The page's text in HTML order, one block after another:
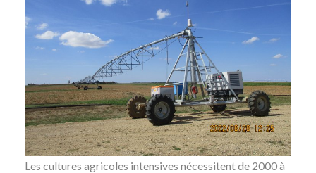
Les cultures agricoles intensives nécessitent de 2000 à